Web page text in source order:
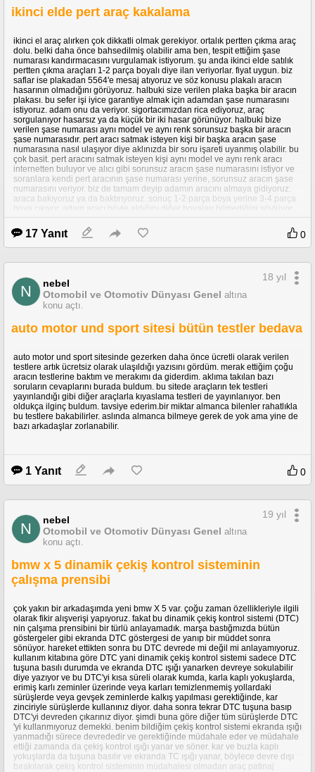
verschiedenen Playlists könnt ihr
Beschleunigungstests (0-100, 0-200) mit
Startkontrolle, onboard-Kameras und den
hochtourigen Sound der Autos. Exotische
Autos, sportliche Kompaktwagen und
kraftvolle Limousinen. Wir haben sie alle!
FR: A travers les différentes playlists, vous
pourrez apprécier des bruits
d’échappements, des tests d’accélérations (0-
100, 0-200), des caméras embarquées ainsi
que le son à l’accélération des voitures. Des
voitures de rallyes aux berlines surpuissantes
en passant par des bolides hors-
norme...nous avons tout ce qu’il vous faut !
PL: Testujemy i oceniamy samochody - w
naszych playlistach posłuchasz dźwięku
przyspieszenia (0-100, 0-200) z launch
control, kamerami wewnątrz kabiny i
wibrującym dźwiękiem każdego
samochodu. Egzotyczne auta, hothatch,
tutaj!
IT: Auto-Top è una società che si occupa di
riprese e test drive. Non siamo interessati a
macchine che consumano o inquinano poco
(a meno che non siamo veramente veloci).
Noi vogliamo sentire scarichi che urlano e
turbo che soffiano!! Facciamo recensioni su
ogni tipo di auto sportiva. Nelle nostre
onboard, test di accelerazione con launch
control (0-100, 0-200) e il suono unico e
ES: Auto-Top es una empresa de pruebas y
grabación de coches sincera. No estamos
rugiendo y motores echando humo, es todo
lo que nos interesa oir! Hacemos reviews de
reproducción podéis encontrar desde
sonidos del ultramundo hasta tests de
aceleración (0-100, 0-200), cámaras a bordo
de los coches, hasta el sonido de aceleración
de cada coche. Coches exóticos, coches
compactos, deportivos. Lo tenemos todo!
ikinci elde pert araç kakalama
ikinci el araç alırken çok dikkatli olmak gerekiyor. ortalık pertten çıkma araç
dolu. belki daha önce bahsedilmiş olabilir ama ben, tespit ettiğim şase
numarası kandırmacasını vurgulamak istiyorum. şu anda ikinci elde satılık
pertten çıkma araçları 1-2 parça boyalı diye ilan veriyorlar. fiyat uygun. biz
saflar ise plakadan 5564'e mesaj atıyoruz ve söz konusu plakalı aracın
hasarının olmadığını görüyoruz. halbuki size verilen plaka başka bir aracın
plakası. bu sefer işi iyice garantiye almak için adamdan şase numarasını
istiyoruz. adam onu da veriyor. sigortacımızdan rica ediyoruz, araç
sorgulanıyor hasarsız ya da küçük bir iki hasar görünüyor. halbuki bize
verilen şase numarası aynı model ve aynı renk sorunsuz başka bir aracın
şase numarasıdır. pert aracı satmak isteyen kişi bir başka aracın şase
numarasına nasıl ulaşıyor diye aklınızda bir soru işareti uyanmış olabilir. bu
çok basit. pert aracını satmak isteyen kişi aynı model ve aynı renk aracı
internetten buluyor ve alıcı gibi sorunsuz aracın şase numarasını istiyor ve
soranlara kendi pert aracının şase numarası yerine, sorunsuz aracın şase
numarasını veriyor. biz de tamam deyip adamın aracını almaya gidiyoruz.
araca bakıyoruz ya da baktırıyoruz. sonuç 1-2 parça boya yerine 3-4 parça
siz aracın bu durumundan dolayı biraz daha pazarlık yapıp fiyatı
düşürüyorsunuz tabii ki adam sizin verdiğiniz fiyatı kabul ediyor. notere
gidiyorsunuz, adam notere pert kayıtlı ve pert şase numaralı ruhsatı
uzatıyor, ama siz tehlikenin farkında değilsiniz, içiniz rahat çünkü araç,
kasko yaptırmak için sevinçle sigortacınıza gidiyorsunuz. sigortacınız size
bu aracın pert kayıtlı olduğunu ve sigorta yapılamayacağını söylüyor.
böylece acı gerçekle karlılaşıyorsunuz.
17 Yanıt 0
N
nebel
Otomobil ve Otomotiv Dünyası Genel altına
konu açtı.
18 yıl
auto motor und sport sitesi bütün testler bedava
auto motor und sport sitesinde gezerken daha önce ücretli olarak verilen
testlere artık ücretsiz olarak ulaşıldığı yazısını gördüm. merak ettiğim çoğu
aracın testlerine baktım ve merakımı da giderdim. aklıma takılan bazı
soruların cevaplarını burada buldum. bu sitede araçların tek testleri
yayınlandığı gibi diğer araçlarla kıyaslama testleri de yayınlanıyor. ben
oldukça ilginç buldum. tavsiye ederim.bir miktar almanca bilenler rahatlıkla
bu testlere bakabilirler. aslında almanca bilmeye gerek de yok ama yine de
bazı arkadaşlar zorlanabilir.
1 Yanıt 0
N
nebel
Otomobil ve Otomotiv Dünyası Genel altına
konu açtı.
19 yıl
bmw x 5 dinamik çekiş kontrol sisteminin
çalışma prensibi
çok yakın bir arkadaşımda yeni bmw X 5 var. çoğu zaman özellikleriyle ilgili
olarak fikir alışverişi yapıyoruz. fakat bu dinamik çekiş kontrol sistemi (DTC)
nin çalşıma prensibini bir türlü anlayamadık. marşa bastığmızda bütün
göstergeler gibi ekranda DTC göstergesi de yanıp bir müddet sonra
sönüyor. hareket ettikten sonra bu DTC devrede mi değil mi anlayamıyoruz.
kullanım kitabına göre DTC yani dinamik çekiş kontrol sistemi sadece DTC
tuşuna basılı durumda ve ekranda DTC ışığı yanarken devreye sokulabilir
diye yazıyor ve bu DTC'yi kısa süreli olarak kumda, karla kaplı yokuşlarda,
erimiş karlı zeminler üzerinde veya karları temizlenmemiş yollardaki
sürüşlerde veya gevşek zeminlerde kalkış yapılması gerektiğinde, kar
zinciriyle sürüşlerde kullanınız diyor. daha sonra tekrar DTC tuşuna basıp
DTC'yi devreden çıkarınız diyor. şimdi buna göre diğer tüm sürüşlerde DTC
'yi kullanmıyoruz demekki. benim bildiğim çekiş kontrol sistemi ekranda ışığı
yanmadığı sürece devrededir ve gerektiğinde müdahale eder ve müdahale
ettiği zamanda da çekiş kontrol ışığı yanar ve söner. kar ve buzla kaplı
yokuşlarda da tuşuna basılır ve ekranda TC ışığı yanar, böylece devre dışı
bırakılarak çekiş kontrol sisteminin müdahalesi olmadan araç patinaj